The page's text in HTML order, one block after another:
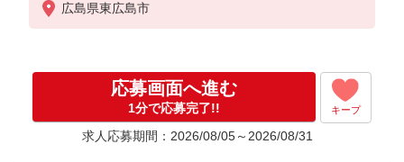
広島県東広島市
応募画面へ進む
1分で応募完了!! キープ
求人応募期間：2026/08/05～2026/08/31